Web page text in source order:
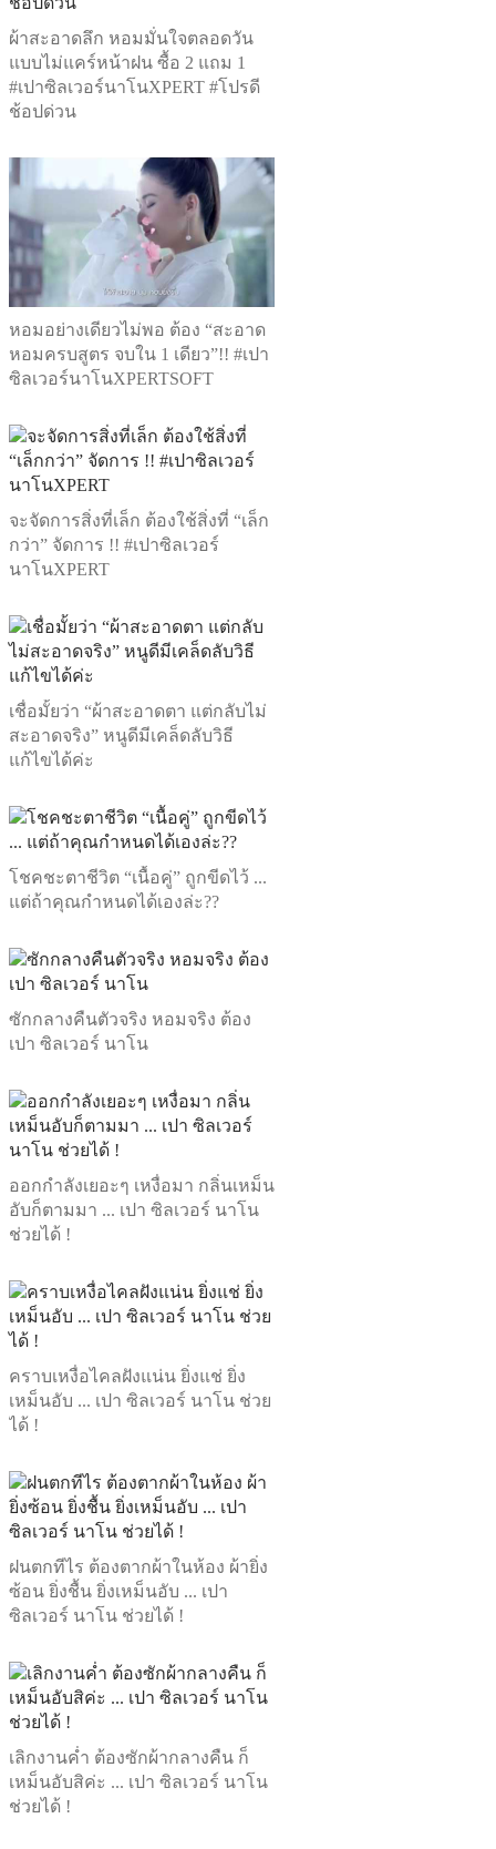
ผ้าสะอาดลึก หอมมั่นใจตลอดวัน
แบบไม่แคร์หน้าฝน ซื้อ 2 แถม 1
#เปาซิลเวอร์นาโนXPERT #โปรดี
ช้อปด่วน
หอมอย่างเดียวไม่พอ ต้อง “สะอาด
หอมครบสูตร จบใน 1 เดียว”!! #เปา
ซิลเวอร์นาโนXPERTSOFT
จะจัดการสิ่งที่เล็ก ต้องใช้สิ่งที่ “เล็ก
กว่า” จัดการ !! #เปาซิลเวอร์
นาโนXPERT
เชื่อมั้ยว่า “ผ้าสะอาดตา แต่กลับไม่
สะอาดจริง” หนูดีมีเคล็ดลับวิธี
แก้ไขได้ค่ะ
โชคชะตาชีวิต “เนื้อคู่” ถูกขีดไว้ ...
แต่ถ้าคุณกำหนดได้เองล่ะ??
ซักกลางคืนตัวจริง หอมจริง ต้อง
เปา ซิลเวอร์ นาโน
ออกกำลังเยอะๆ เหงื่อมา กลิ่นเหม็น
อับก็ตามมา ... เปา ซิลเวอร์ นาโน
ช่วยได้ !
คราบเหงื่อไคลฝังแน่น ยิ่งแช่ ยิ่ง
เหม็นอับ ... เปา ซิลเวอร์ นาโน ช่วย
ได้ !
ฝนตกทีไร ต้องตากผ้าในห้อง ผ้ายิ่ง
ซ้อน ยิ่งชื้น ยิ่งเหม็นอับ ... เปา
ซิลเวอร์ นาโน ช่วยได้ !
เลิกงานค่ำ ต้องซักผ้ากลางคืน ก็
เหม็นอับสิค่ะ ... เปา ซิลเวอร์ นาโน
ช่วยได้ !